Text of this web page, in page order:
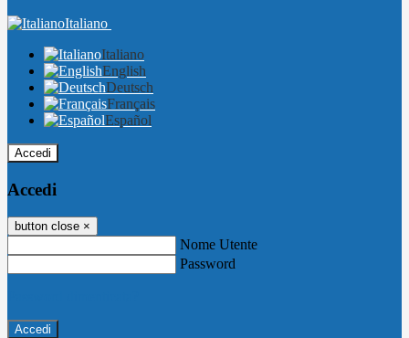
Italiano
Italiano
English
Deutsch
Français
Español
Accedi
Accedi
button close ×
Nome Utente
Password